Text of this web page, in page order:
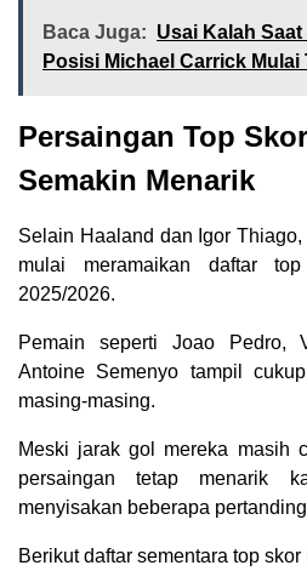
Baca Juga: Usai Kalah
Posisi Michael Carrick Mulai
Persaingan Top
Semakin Menarik
Selain Haaland dan Igor
mulai meramaikan daftar
2025/2026.
Pemain seperti Joao Pedro,
Antoine Semenyo tampil
masing-masing.
Meski jarak gol mereka masih
persaingan tetap menarik
menyisakan beberapa
Berikut daftar sementara top